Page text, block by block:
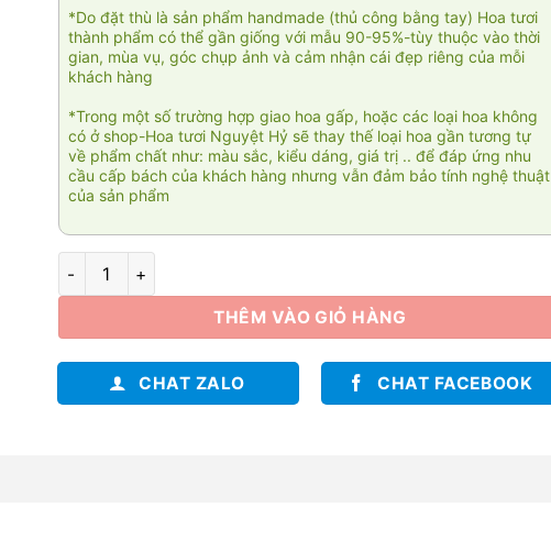
*Do đặt thù là sản phẩm handmade (thủ công bằng tay) Hoa tươi
thành phẩm có thể gần giống với mẫu 90-95%-tùy thuộc vào thời
gian, mùa vụ, góc chụp ảnh và cảm nhận cái đẹp riêng của mỗi
khách hàng
*Trong một số trường hợp giao hoa gấp, hoặc các loại hoa không
có ở shop-Hoa tươi Nguyệt Hỷ sẽ thay thế loại hoa gần tương tự
về phẩm chất như: màu sắc, kiểu dáng, giá trị .. để đáp ứng nhu
cầu cấp bách của khách hàng nhưng vẫn đảm bảo tính nghệ thuật
của sản phẩm
Fidélité 003 số lượng
THÊM VÀO GIỎ HÀNG
CHAT ZALO CHAT FACEBOOK